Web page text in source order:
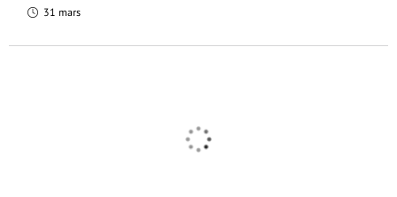
31 mars